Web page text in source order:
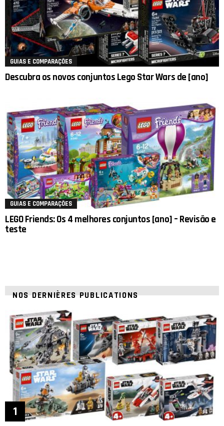
GUIAS E COMPARAÇÕES
Descubra os novos conjuntos Lego Star Wars de [ano]
GUIAS E COMPARAÇÕES
LEGO Friends: Os 4 melhores conjuntos [ano] – Revisão e
teste
NOS DERNIÈRES PUBLICATIONS